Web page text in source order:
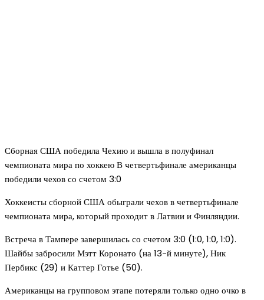
Сборная США победила Чехию и вышла в полуфинал
чемпионата мира по хоккею В четвертьфинале американцы
победили чехов со счетом 3:0
Хоккеисты сборной США обыграли чехов в четвертьфинале
чемпионата мира, который проходит в Латвии и Финляндии.
Встреча в Тампере завершилась со счетом 3:0 (1:0, 1:0, 1:0).
Шайбы забросили Мэтт Коронато (на 13-й минуте), Ник
Пербикс (29) и Каттер Готье (50).
Американцы на групповом этапе потеряли только одно очко в